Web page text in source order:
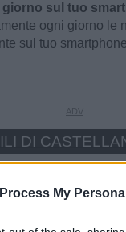
My
giorno sul tuo
ogni giorno le
sul tuo
DI